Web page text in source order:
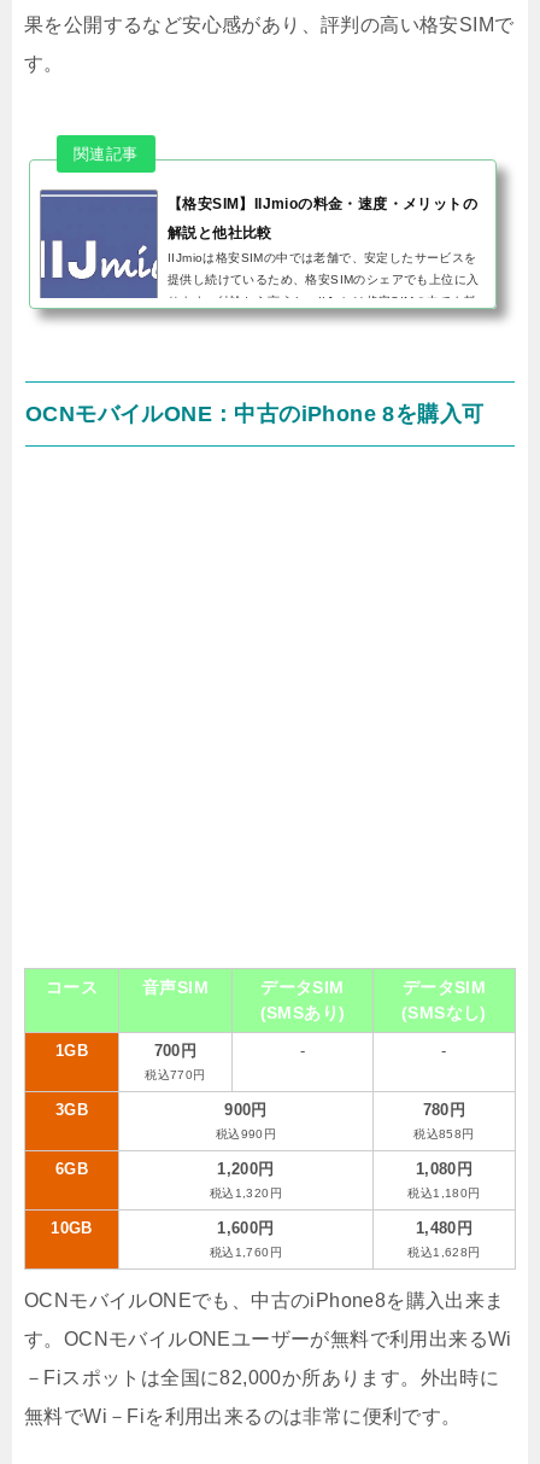
果を公開するなど安心感があり、評判の高い格安SIMで
す。
【格安SIM】IIJmioの料金・速度・メリットの
解説と他社比較
IIJmioは格安SIMの中では老舗で、安定したサービスを
提供し続けているため、格安SIMのシェアでも上位に入
ります。結論から言うと、IIJmioは格安SIMの中でも料
金がダントツで安く、サービス内容も優秀なためおすす
OCNモバイルONE：中古のiPhone 8を購入可
コース 音声SIM
データSIM
(SMSあり)
データSIM
(SMSなし)
1GB 700円
税込770円
- -
3GB 900円
税込990円
780円
税込858円
6GB 1,200円
税込1,320円
1,080円
税込1,180円
10GB 1,600円
税込1,760円
1,480円
税込1,628円
OCNモバイルONEでも、中古のiPhone8を購入出来ま
す。OCNモバイルONEユーザーが無料で利用出来るWi
－Fiスポットは全国に82,000か所あります。外出時に
無料でWi－Fiを利用出来るのは非常に便利です。